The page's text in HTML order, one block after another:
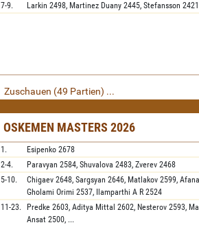
7-9. Larkin 2498, Martinez Duany 2445, Stefansson 2421
Zuschauen (49 Partien) ...
OSKEMEN MASTERS 2026
1. Esipenko 2678
2-4.
Paravyan 2584, Shuvalova 2483, Zverev 2468
5-10.
Chigaev 2648, Sargsyan 2646, Matlakov 2599,
Gholami Orimi 2537, Ilamparthi A R 2524
11-23. Predke 2603, Aditya Mittal 2602, Nesterov 2593,
Ansat 2500, ...